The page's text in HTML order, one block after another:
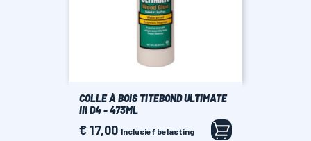
COLLE À BOIS TITEBOND ULTIMATE
III D4 - 473ML
Prijs
€ 17,00 Inclusief belasting